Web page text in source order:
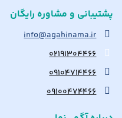
پشتیبانی و مشاوره رایگان
info@agahinama.ir
۰۲۱۹۱۳۰۴۴۶۶
۰۹۱۰۴۷۱۴۴۶۶
۰۹۱۰۰۴۷۴۴۶۶